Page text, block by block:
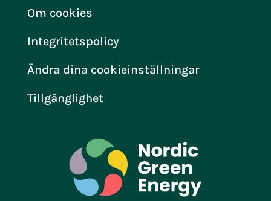
Om cookies
Integritetspolicy
Ändra dina cookieinställningar
Tillgänglighet